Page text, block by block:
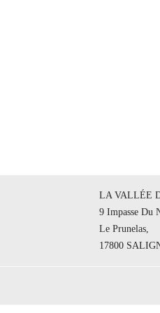
LA VALLÉE
9 Impasse Du
Le Prunelas,
17800